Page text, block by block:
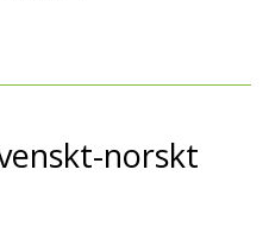
norskt